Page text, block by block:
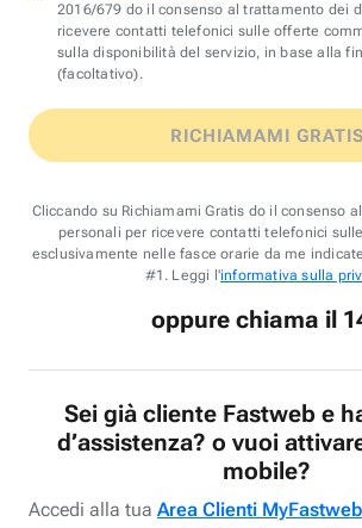
2016/679 do il consenso al trattamento dei
ricevere contatti telefonici sulle offerte
sulla disponibilità del servizio, in base alla
(facoltativo).
RICHIAMAMI GRATIS
Cliccando su Richiamami Gratis do il consenso
personali per ricevere contatti telefonici
esclusivamente nelle fasce orarie da me
#1. Leggi l'informativa sulla
oppure chiama il
Sei già cliente Fastweb e
d’assistenza? o vuoi
mobile?
Accedi alla tua Area Clienti MyFastweb